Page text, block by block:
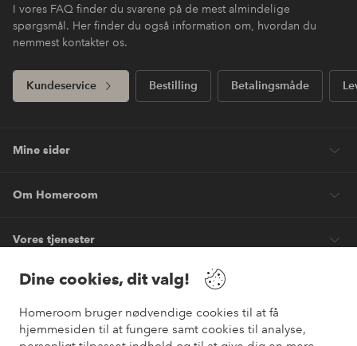
Dine cookies, dit valg!
Homeroom bruger nødvendige cookies til at få
hjemmesiden til at fungere samt cookies til analyse,
I vores FAQ finder du svarene på de mest almindelige
spørgsmål. Her finder du også information om, hvordan du
nemmest kontakter os.
Kundeservice Bestilling Betalingsmåde
Mine sider
Om Homeroom
Vores tjenester
Vilkår
Venner